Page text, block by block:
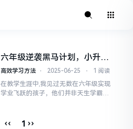
六年级逆袭黑马计划，小升初
前的3个月蜕变路线
高效学习方法 ⋅ 2025-06-25 ⋅ 1 阅读
在教学生涯中,我见过无数在六年级实现
学业飞跃的孩子，他们并非天生学霸，
最佳窗口期！那些曾经成绩平平的孩
‹‹ 1 ››